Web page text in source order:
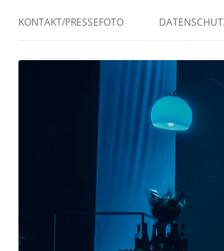
KONTAKT/PRESSEFOTO